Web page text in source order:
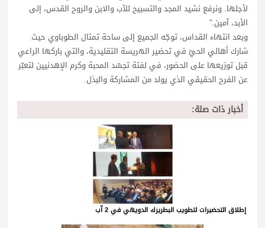
لأجلها. ونرفع نشيد المجد والتسبيح للآب والابن والروح القدس، إلى
الأبد، آمين.”
وبعد انتهاء القداس، توجّه الجميع إلى ساحة تمثال الطوباوي حيث
شارك أهالي الحيّ في تحضير الهريسة التقليدية، والتي باركها الراعي
قبل توزيعها على الحضور، في لفتة تجسّد المحبة وكرم الإهدنيين لتعبّر
عن الفرح الحقيقي الذي يولد من المشاركة والبذل.
أخبار ذات صلة:
إطلاق التحضيرات لتطويب البطريرك الدويهي في 2 آب